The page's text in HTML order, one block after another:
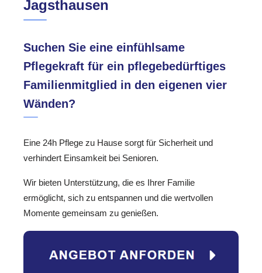
Jagsthausen
Suchen Sie eine einfühlsame
Pflegekraft für ein pflegebedürftiges
Familienmitglied in den eigenen vier
Wänden?
Eine 24h Pflege zu Hause sorgt für Sicherheit und
verhindert Einsamkeit bei Senioren.
Wir bieten Unterstützung, die es Ihrer Familie
ermöglicht, sich zu entspannen und die wertvollen
Momente gemeinsam zu genießen.